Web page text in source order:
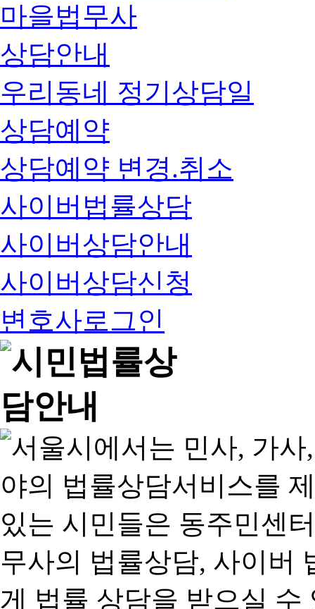
마을법무사
상담안내
우리동네 정기상담일
상담예약
상담예약 변경.취소
사이버법률상담
사이버상담안내
사이버상담신청
변호사로그인